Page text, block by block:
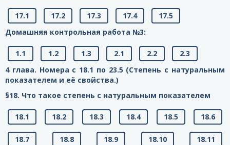
17.1 17.2 17.3 17.4
17.5
Домашняя контрольная работа №3:
1.1 1.2 1.3 2.1 2.2
2.3
4 глава. Номера с 18.1 по 23.5 (Степень с натуральным
показателем и её свойства.)
§18. Что такое степень с натуральным показателем
18.1 18.2 18.3 18.4 18.5 18.6
18.7 18.8 18.9 18.10 18.11